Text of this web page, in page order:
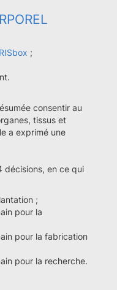
;
consentir au
tissus et
a exprimé une
décisions, en ce qui
;
pour la
pour la fabrication
pour la recherche.